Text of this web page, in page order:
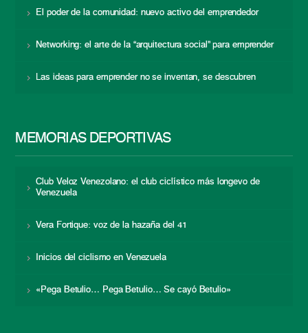
El poder de la comunidad: nuevo activo del emprendedor
Networking: el arte de la “arquitectura social” para emprender
Las ideas para emprender no se inventan, se descubren
MEMORIAS DEPORTIVAS
Club Veloz Venezolano: el club ciclístico más longevo de
Venezuela
Vera Fortique: voz de la hazaña del 41
Inicios del ciclismo en Venezuela
«Pega Betulio… Pega Betulio… Se cayó Betulio»